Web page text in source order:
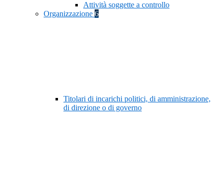
Attività soggette a controllo
Organizzazione 6
Titolari di incarichi politici, di amministrazione,
di direzione o di governo